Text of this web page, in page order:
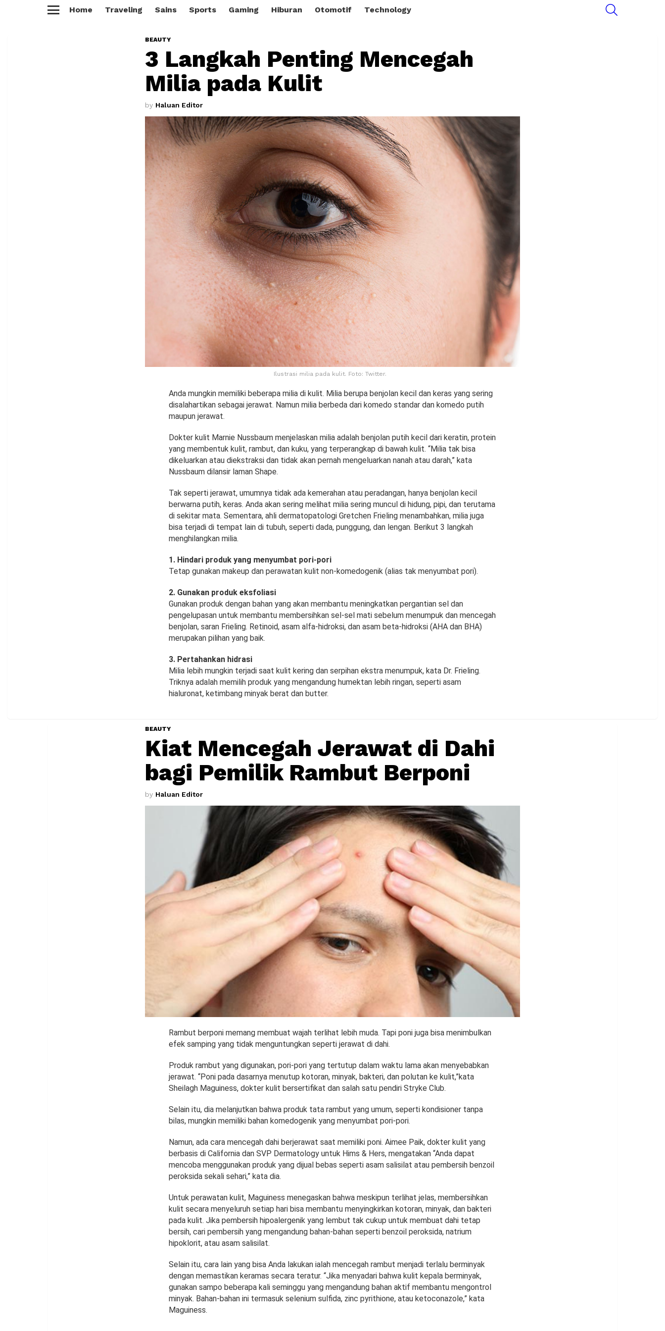
Home Traveling Sains Sports Gaming Hiburan Otomotif Technology
BEAUTY
3 Langkah Penting Mencegah
Milia pada Kulit
by Haluan Editor
Ilustrasi milia pada kulit. Foto: Twitter.
Anda mungkin memiliki beberapa milia di kulit. Milia berupa benjolan kecil dan keras yang sering
disalahartikan sebagai jerawat. Namun milia berbeda dari komedo standar dan komedo putih
maupun jerawat.
Dokter kulit Marnie Nussbaum menjelaskan milia adalah benjolan putih kecil dari keratin, protein
yang membentuk kulit, rambut, dan kuku, yang terperangkap di bawah kulit. “Milia tak bisa
dikeluarkan atau diekstraksi dan tidak akan pernah mengeluarkan nanah atau darah,” kata
Nussbaum dilansir laman Shape.
Tak seperti jerawat, umumnya tidak ada kemerahan atau peradangan, hanya benjolan kecil
berwarna putih, keras. Anda akan sering melihat milia sering muncul di hidung, pipi, dan terutama
di sekitar mata. Sementara, ahli dermatopatologi Gretchen Frieling menambahkan, milia juga
bisa terjadi di tempat lain di tubuh, seperti dada, punggung, dan lengan. Berikut 3 langkah
menghilangkan milia.
1. Hindari produk yang menyumbat pori-pori
Tetap gunakan makeup dan perawatan kulit non-komedogenik (alias tak menyumbat pori).
2. Gunakan produk eksfoliasi
Gunakan produk dengan bahan yang akan membantu meningkatkan pergantian sel dan
pengelupasan untuk membantu membersihkan sel-sel mati sebelum menumpuk dan mencegah
benjolan, saran Frieling. Retinoid, asam alfa-hidroksi, dan asam beta-hidroksi (AHA dan BHA)
merupakan pilihan yang baik.
3. Pertahankan hidrasi
Milia lebih mungkin terjadi saat kulit kering dan serpihan ekstra menumpuk, kata Dr. Frieling.
Triknya adalah memilih produk yang mengandung humektan lebih ringan, seperti asam
hialuronat, ketimbang minyak berat dan butter.
BEAUTY
Kiat Mencegah Jerawat di Dahi
bagi Pemilik Rambut Berponi
by Haluan Editor
Rambut berponi memang membuat wajah terlihat lebih muda. Tapi poni juga bisa menimbulkan
efek samping yang tidak menguntungkan seperti jerawat di dahi.
Produk rambut yang digunakan, pori-pori yang tertutup dalam waktu lama akan menyebabkan
jerawat. “Poni pada dasarnya menutup kotoran, minyak, bakteri, dan polutan ke kulit,”kata
Sheilagh Maguiness, dokter kulit bersertifikat dan salah satu pendiri Stryke Club.
Selain itu, dia melanjutkan bahwa produk tata rambut yang umum, seperti kondisioner tanpa
bilas, mungkin memiliki bahan komedogenik yang menyumbat pori-pori.
Namun, ada cara mencegah dahi berjerawat saat memiliki poni. Aimee Paik, dokter kulit yang
berbasis di California dan SVP Dermatology untuk Hims & Hers, mengatakan “Anda dapat
mencoba menggunakan produk yang dijual bebas seperti asam salisilat atau pembersih benzoil
peroksida sekali sehari,” kata dia.
Untuk perawatan kulit, Maguiness menegaskan bahwa meskipun terlihat jelas, membersihkan
kulit secara menyeluruh setiap hari bisa membantu menyingkirkan kotoran, minyak, dan bakteri
pada kulit. Jika pembersih hipoalergenik yang lembut tak cukup untuk membuat dahi tetap
bersih, cari pembersih yang mengandung bahan-bahan seperti benzoil peroksida, natrium
hipoklorit, atau asam salisilat.
Selain itu, cara lain yang bisa Anda lakukan ialah mencegah rambut menjadi terlalu berminyak
dengan memastikan keramas secara teratur. “Jika menyadari bahwa kulit kepala berminyak,
gunakan sampo beberapa kali seminggu yang mengandung bahan aktif membantu mengontrol
minyak. Bahan-bahan ini termasuk selenium sulfida, zinc pyrithione, atau ketoconazole,” kata
Maguiness.